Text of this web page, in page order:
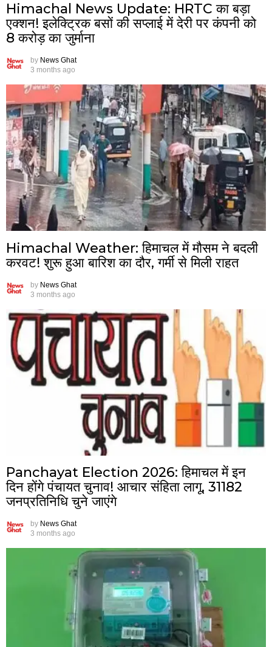
Himachal News Update: HRTC का बड़ा
एक्शन! इलेक्ट्रिक बसों की सप्लाई में देरी पर कंपनी को
8 करोड़ का जुर्माना
by News Ghat
3 months ago
Himachal Weather: हिमाचल में मौसम ने बदली
करवट! शुरू हुआ बारिश का दौर, गर्मी से मिली राहत
by News Ghat
3 months ago
Panchayat Election 2026: हिमाचल में इन
दिन होंगे पंचायत चुनाव! आचार संहिता लागू, 31182
जनप्रतिनिधि चुने जाएंगे
by News Ghat
3 months ago